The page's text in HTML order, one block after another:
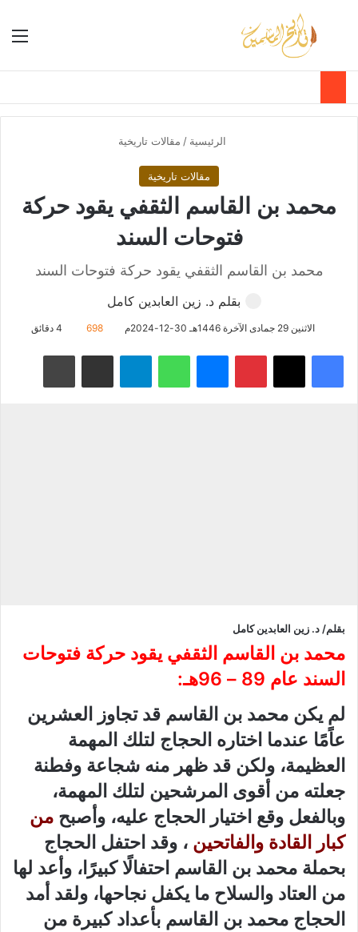
الوضع بحث عن
الرئيسية / مقالات تاريخية
مقالات تاريخية
محمد بن القاسم الثقفي يقود حركة
فتوحات السند
محمد بن القاسم الثقفي يقود حركة فتوحات السند
بقلم د. زين العابدين كامل
الاثنين 29 جمادى الآخرة 1446هـ 30-12-2024م 698
فيسبوك بينتيريست واتساب
بقلم/ د. زين العابدين كامل
محمد بن القاسم الثقفي يقود حركة فتوحات
السند عام 89 – 96هـ:
لم يكن محمد بن القاسم قد تجاوز العشرين
عاًمًا عندما اختاره الحجاج لتلك المهمة
العظيمة، ولكن قد ظهر منه شجاعة وفطنة
جعلته من أقوى المرشحين لتلك المهمة،
وبالفعل وقع اختيار الحجاج عليه، وأصبح من
كبار القادة والفاتحين ، وقد احتفل الحجاج
بحملة محمد بن القاسم احتفالًا كبيرًا، وأعد لها
من العتاد والسلاح ما يكفل نجاحها، ولقد أمد
الحجاج محمد بن القاسم بأعداد كبيرة من